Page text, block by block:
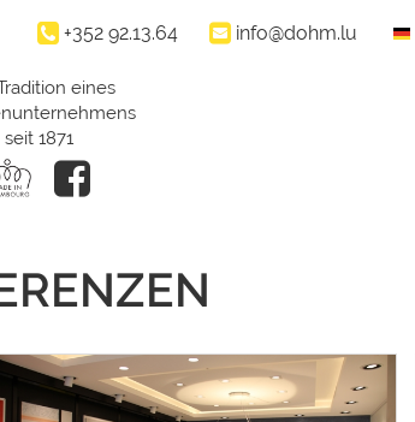
+352 92.13.64 info@dohm.lu
eines
seit 1871